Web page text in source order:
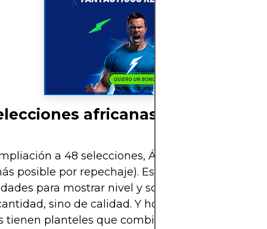
africanas con más
a 48 selecciones, África tendrá 9 cupos
posible por repechaje). Esto significa más
para mostrar nivel y sorprender. Pero no
sino de calidad. Y hoy, varias selecciones
tienen planteles que combinan juventud,